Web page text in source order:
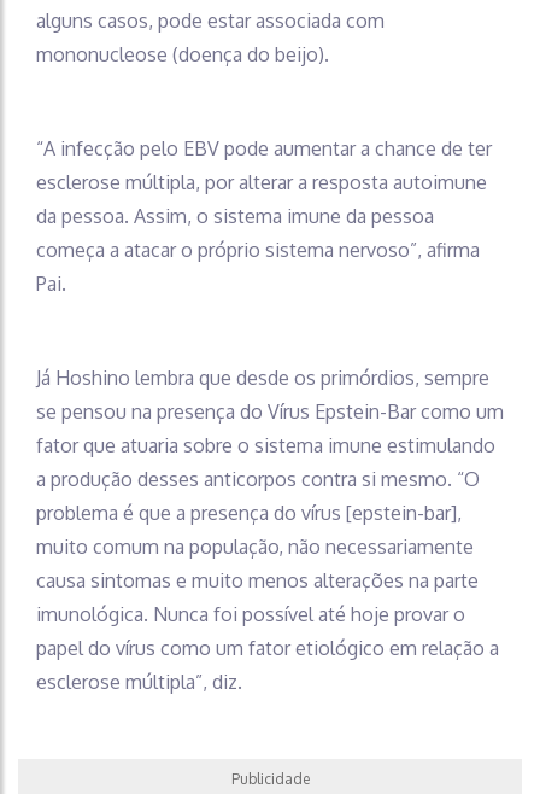
alguns casos, pode estar associada com
mononucleose (doença do beijo).
“A infecção pelo EBV pode aumentar a chance de ter
esclerose múltipla, por alterar a resposta autoimune
da pessoa. Assim, o sistema imune da pessoa
começa a atacar o próprio sistema nervoso”, afirma
Pai.
Já Hoshino lembra que desde os primórdios, sempre
se pensou na presença do Vírus Epstein-Bar como um
fator que atuaria sobre o sistema imune estimulando
a produção desses anticorpos contra si mesmo. “O
problema é que a presença do vírus [epstein-bar],
muito comum na população, não necessariamente
causa sintomas e muito menos alterações na parte
imunológica. Nunca foi possível até hoje provar o
papel do vírus como um fator etiológico em relação a
esclerose múltipla”, diz.
Publicidade